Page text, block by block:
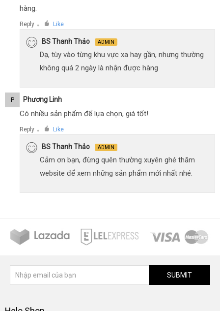
hàng.
Reply ● Like
BS Thanh Thảo ADMIN
Dạ, tùy vào từng khu vực xa hay gần, nhưng thường
không quá 2 ngày là nhận được hàng
P Phương Linh
Có nhiều sản phẩm để lựa chọn, giá tốt!
Reply ● Like
BS Thanh Thảo ADMIN
Cảm ơn bạn, đừng quên thường xuyên ghé thăm
website để xem những sản phẩm mới nhất nhé.
SUBMIT